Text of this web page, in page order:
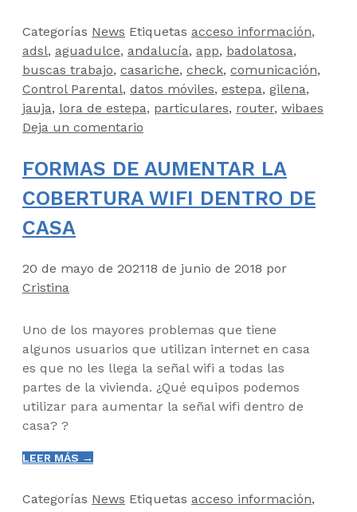
Categorías News Etiquetas acceso información,
adsl, aguadulce, andalucía, app, badolatosa,
buscas trabajo, casariche, check, comunicación,
Control Parental, datos móviles, estepa, gilena,
jauja, lora de estepa, particulares, router, wibaes
Deja un comentario
FORMAS DE AUMENTAR LA
COBERTURA WIFI DENTRO DE
CASA
20 de mayo de 202118 de junio de 2018 por
Cristina
Uno de los mayores problemas que tiene
algunos usuarios que utilizan internet en casa
es que no les llega la señal wifi a todas las
partes de la vivienda. ¿Qué equipos podemos
utilizar para aumentar la señal wifi dentro de
casa? ?
LEER MÁS →
Categorías News Etiquetas acceso información,